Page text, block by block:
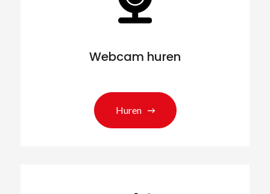
Webcam huren
Huren